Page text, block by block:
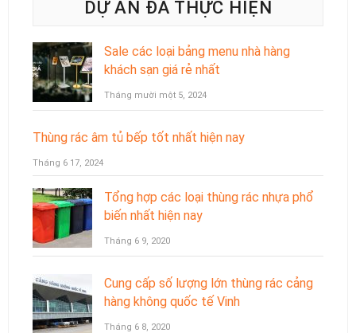
DỰ ÁN ĐÃ THỰC HIỆN
Sale các loại bảng menu nhà hàng
khách sạn giá rẻ nhất
Tháng mười một 5, 2024
Thùng rác âm tủ bếp tốt nhất hiện nay
Tháng 6 17, 2024
Tổng hợp các loại thùng rác nhựa phổ
biến nhất hiện nay
Tháng 6 9, 2020
Cung cấp số lượng lớn thùng rác cảng
hàng không quốc tế Vinh
Tháng 6 8, 2020